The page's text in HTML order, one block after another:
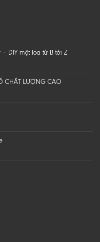
– DIY một loa từ B tới Z
CHẤT LƯỢNG CAO